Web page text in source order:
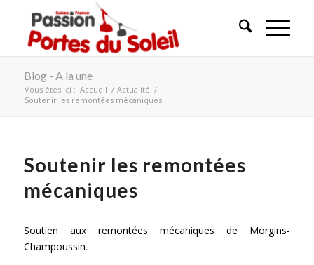
Blog - A la une
Vous êtes ici : Accueil / Actualité /
Soutenir les remontées mécaniques
Soutenir les remontées
mécaniques
Soutien aux remontées mécaniques de Morgins-
Champoussin.